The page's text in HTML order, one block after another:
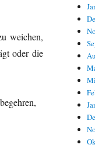
weichen,
oder die